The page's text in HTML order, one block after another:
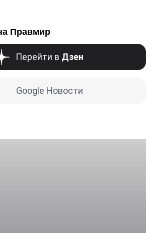
Правмир
Перейти в Дзен
Google Новости